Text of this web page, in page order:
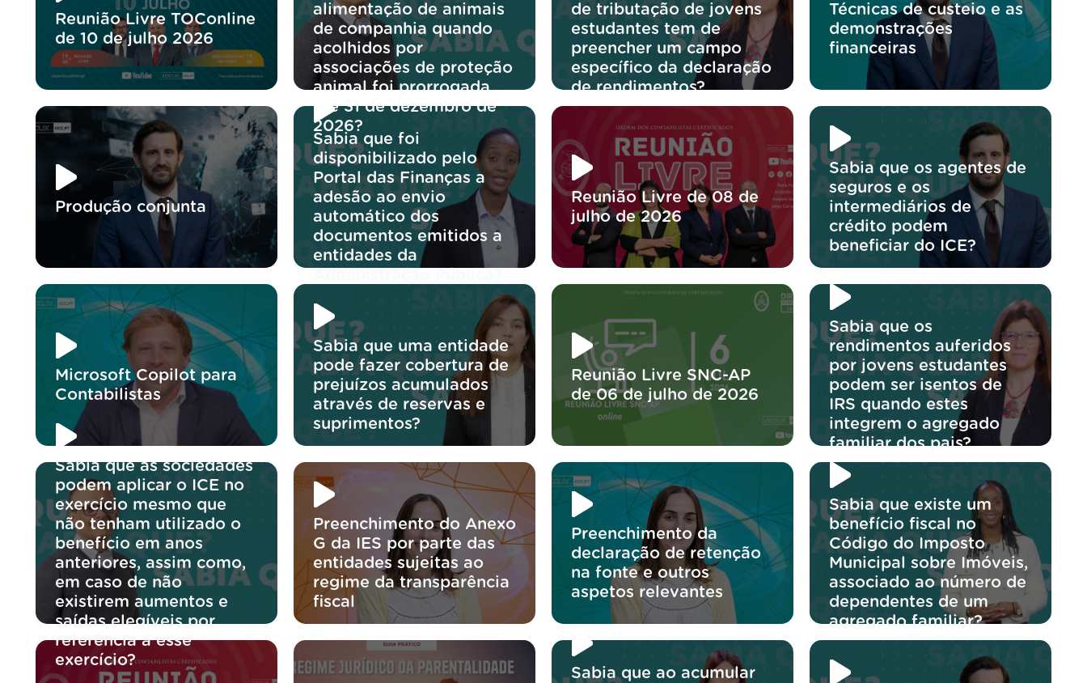
Reunião Livre TOConline
de 10 de julho 2026
alimentação de animais
de companhia quando
acolhidos por
associações de proteção
animal foi prorrogada
até 31 de dezembro de
2026?
de tributação de jovens
estudantes tem de
preencher um campo
específico da declaração
de rendimentos?
Técnicas de custeio e as
demonstrações
financeiras
Produção conjunta
Sabia que foi
disponibilizado pelo
Portal das Finanças a
adesão ao envio
automático dos
documentos emitidos a
entidades da
Reunião Livre de 08 de
julho de 2026
Sabia que os agentes de
seguros e os
intermediários de
crédito podem
beneficiar do ICE?
Microsoft Copilot para
Contabilistas
Sabia que uma entidade
pode fazer cobertura de
prejuízos acumulados
através de reservas e
suprimentos?
Reunião Livre SNC-AP
de 06 de julho de 2026
Sabia que os
rendimentos auferidos
por jovens estudantes
podem ser isentos de
IRS quando estes
integrem o agregado
familiar dos pais?
Sabia que as sociedades
podem aplicar o ICE no
exercício mesmo que
não tenham utilizado o
benefício em anos
anteriores, assim como,
em caso de não
existirem aumentos e
saídas elegíveis por
referência a esse
exercício?
Preenchimento do Anexo
G da IES por parte das
entidades sujeitas ao
regime da transparência
fiscal
Preenchimento da
declaração de retenção
na fonte e outros
aspetos relevantes
Sabia que existe um
benefício fiscal no
Código do Imposto
Municipal sobre Imóveis,
associado ao número de
dependentes de um
agregado familiar?
Sabia que ao acumular